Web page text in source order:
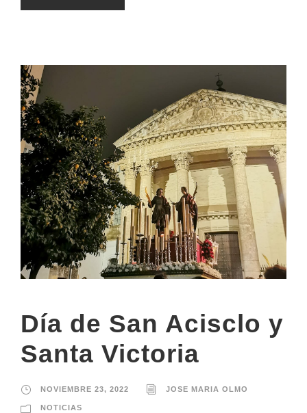
Día de San Acisclo y
Santa Victoria
NOVIEMBRE 23, 2022 JOSE MARIA OLMO
NOTICIAS